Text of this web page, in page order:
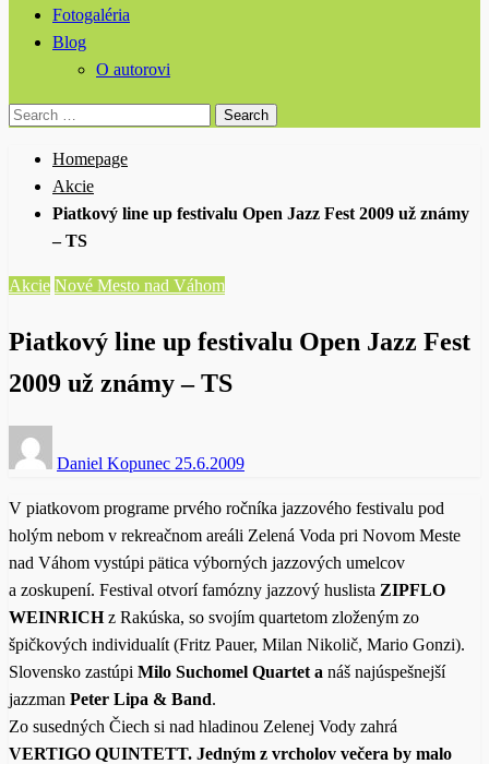
Fotogaléria
Blog
O autorovi
Search
Homepage
Akcie
Piatkový line up festivalu Open Jazz Fest 2009 už známy
– TS
Akcie Nové Mesto nad Váhom
Piatkový line up festivalu Open Jazz Fest
2009 už známy – TS
Daniel Kopunec on
25.6.2009
V piatkovom programe prvého ročníka jazzového festivalu pod
holým nebom v rekreačnom areáli Zelená Voda pri Novom Meste
nad Váhom vystúpi pätica výborných jazzových umelcov
a zoskupení. Festival otvorí famózny jazzový huslista ZIPFLO
WEINRICHz Rakúska, so svojím quartetom zloženým zo
špičkových individualít (Fritz Pauer, Milan Nikolič, Mario Gonzi).
Slovensko zastúpi Milo Suchomel Quartet a náš najúspešnejší
jazzman Peter Lipa & Band.
Zo susedných Čiech si nad hladinou Zelenej Vody zahrá
VERTIGO QUINTETT. Jedným z vrcholov večera by malo